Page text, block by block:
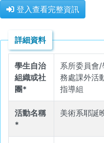
登入查看完整資訊
詳細資料
學生自治
組織或社
團*
系所委員會/
務處課外活
指導組
活動名稱
*
美術系耶誕